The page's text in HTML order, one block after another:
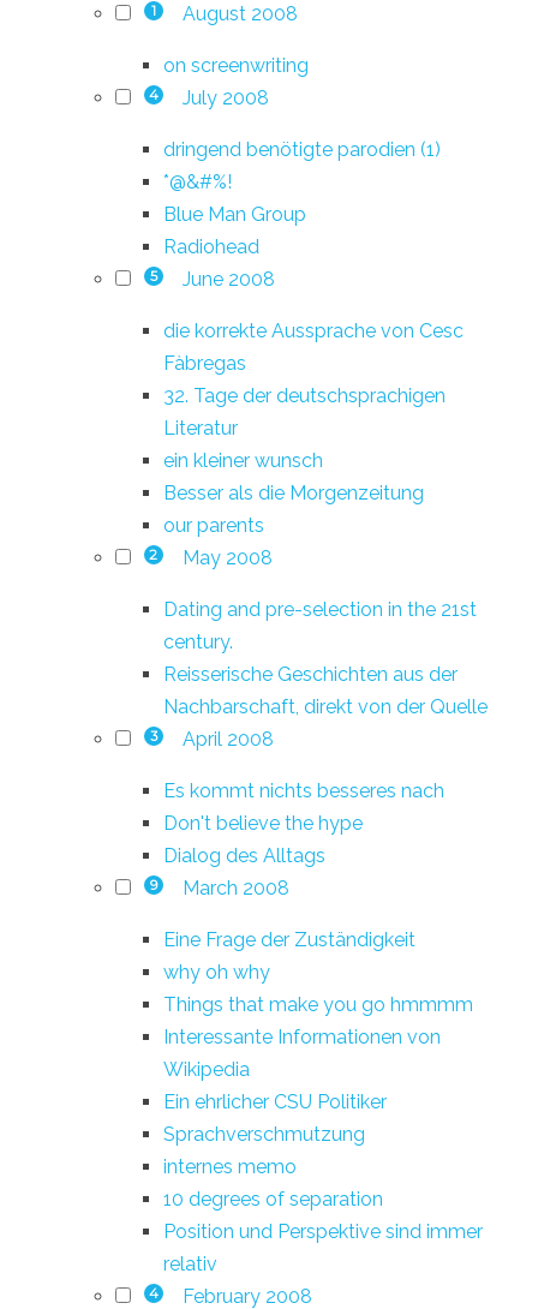
1 August 2008
on screenwriting
4 July 2008
dringend benötigte parodien (1)
*@&#%!
Blue Man Group
Radiohead
5 June 2008
die korrekte Aussprache von Cesc
Fàbregas
32. Tage der deutschsprachigen
Literatur
ein kleiner wunsch
Besser als die Morgenzeitung
our parents
2 May 2008
Dating and pre-selection in the 21st
century.
Reisserische Geschichten aus der
Nachbarschaft, direkt von der Quelle
3 April 2008
Es kommt nichts besseres nach
Don't believe the hype
Dialog des Alltags
9 March 2008
Eine Frage der Zuständigkeit
why oh why
Things that make you go hmmmm
Interessante Informationen von
Wikipedia
Ein ehrlicher CSU Politiker
Sprachverschmutzung
internes memo
10 degrees of separation
Position und Perspektive sind immer
relativ
4 February 2008